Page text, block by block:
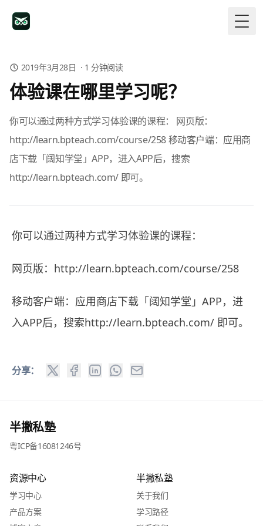
2019年3月28日 · 1 分钟阅读
体验课在哪里学习呢？
你可以通过两种方式学习体验课的课程： 网页版：
http://learn.bpteach.com/course/258 移动客户端：应用商
店下载「阔知学堂」APP，进入APP后，搜索
http://learn.bpteach.com/ 即可。
你可以通过两种方式学习体验课的课程：
网页版： http://learn.bpteach.com/course/258
移动客户端：应用商店下载「阔知学堂」APP，进
入APP后，搜索http://learn.bpteach.com/ 即可。
分享：
半撇私塾
粤ICP备16081246号
资源中心
学习中心
产品方案
半撇私塾
关于我们
学习路径